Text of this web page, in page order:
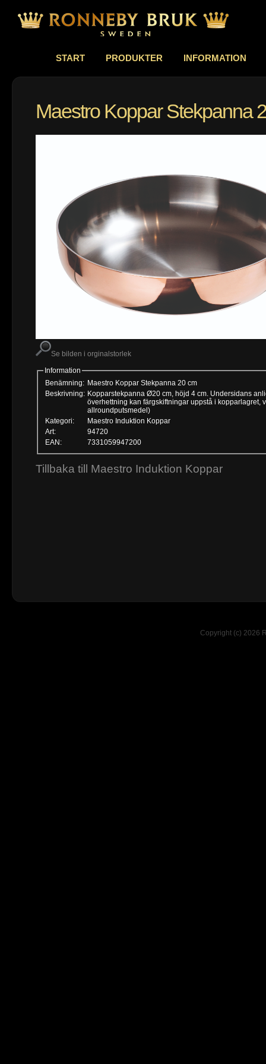
START PRODUKTER INFORMATION
Maestro Koppar Stekpanna
Se bilden i orginalstorlek
Information
Benämning: Maestro Koppar Stekpanna 20 cm
Beskrivning: Kopparstekpanna Ø20 cm, höjd 4 cm. Undersidans
överhettning kan färgskiftningar uppstå i kopparlagret,
allroundputsmedel)
Kategori:
Maestro Induktion Koppar
Art:
94720
EAN:
7331059947200
Tillbaka till Maestro Induktion Koppar
Copyright (c) 2026